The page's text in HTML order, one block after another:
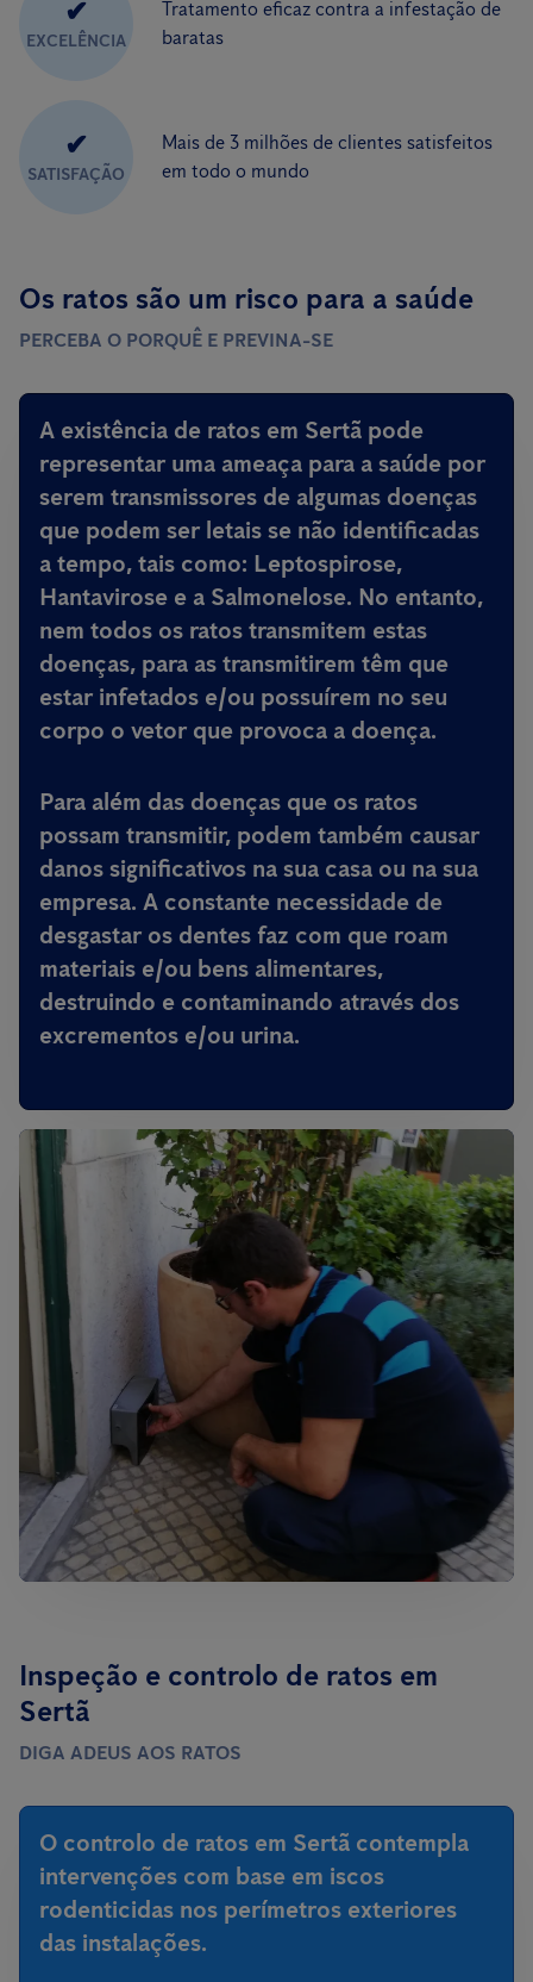
✔
EXCELÊNCIA
Tratamento eficaz contra a infestação de
baratas
✔
SATISFAÇÃO
Mais de 3 milhões de clientes satisfeitos
em todo o mundo
Os ratos são um risco para a saúde
PERCEBA O PORQUÊ E PREVINA-SE
A existência de ratos em Sertã pode
representar uma ameaça para a saúde por
serem transmissores de algumas doenças
que podem ser letais se não identificadas
a tempo, tais como: Leptospirose,
Hantavirose e a Salmonelose. No entanto,
nem todos os ratos transmitem estas
doenças, para as transmitirem têm que
estar infetados e/ou possuírem no seu
corpo o vetor que provoca a doença.
Para além das doenças que os ratos
possam transmitir, podem também causar
danos significativos na sua casa ou na sua
empresa. A constante necessidade de
desgastar os dentes faz com que roam
materiais e/ou bens alimentares,
destruindo e contaminando através dos
excrementos e/ou urina.
Inspeção e controlo de ratos em
Sertã
DIGA ADEUS AOS RATOS
O controlo de ratos em Sertã contempla
intervenções com base em iscos
rodenticidas nos perímetros exteriores
das instalações.